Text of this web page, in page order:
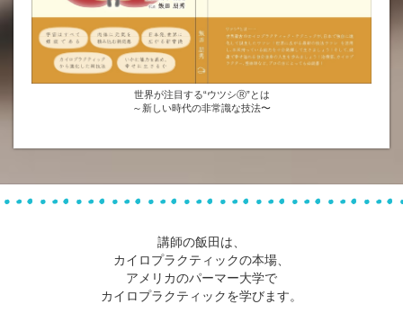
世界が注目する“ウツシⓇ”とは
～新しい時代の非常識な技法〜
講師の飯田は、
カイロプラクティックの本場、
アメリカのパーマー大学で
カイロプラクティックを学びます。